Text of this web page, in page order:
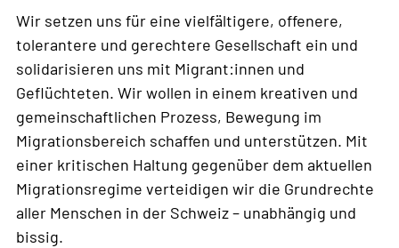
Wir setzen uns für eine vielfältigere, offenere,
tolerantere und gerechtere Gesellschaft ein und
solidarisieren uns mit Migrant:innen und
Geflüchteten. Wir wollen in einem kreativen und
gemeinschaftlichen Prozess, Bewegung im
Migrationsbereich schaffen und unterstützen. Mit
einer kritischen Haltung gegenüber dem aktuellen
Migrationsregime verteidigen wir die Grundrechte
aller Menschen in der Schweiz – unabhängig und
bissig.